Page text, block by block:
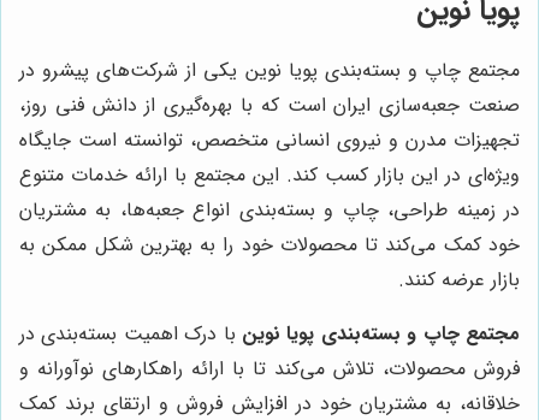
پویا نوین
مجتمع چاپ و بسته‌بندی پویا نوین یکی از شرکت‌های پیشرو در
صنعت جعبه‌سازی ایران است که با بهره‌گیری از دانش فنی روز،
تجهیزات مدرن و نیروی انسانی متخصص، توانسته است جایگاه
ویژه‌ای در این بازار کسب کند. این مجتمع با ارائه خدمات متنوع
در زمینه طراحی، چاپ و بسته‌بندی انواع جعبه‌ها، به مشتریان
خود کمک می‌کند تا محصولات خود را به بهترین شکل ممکن به
بازار عرضه کنند.
مجتمع چاپ و بسته‌بندی پویا نوین با درک اهمیت بسته‌بندی در
فروش محصولات، تلاش می‌کند تا با ارائه راهکارهای نوآورانه و
خلاقانه، به مشتریان خود در افزایش فروش و ارتقای برند کمک